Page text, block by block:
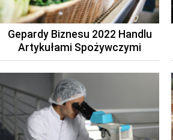
Gepardy Biznesu 2022 Handlu
Artykułami Spożywczymi